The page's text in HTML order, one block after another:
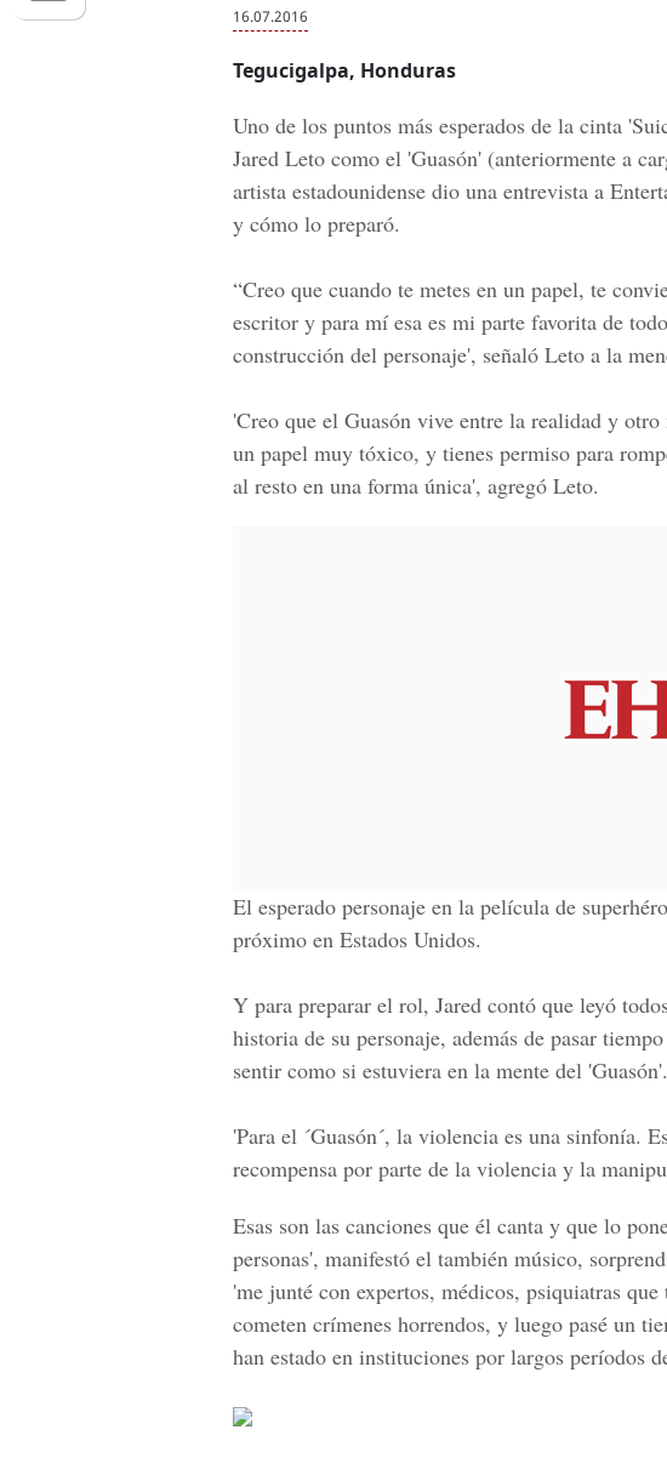
16.07.2016
Tegucigalpa, Honduras
Uno de los puntos más esperados de la cinta '
Jared Leto como el 'Guasón' (anteriormente a
artista estadounidense dio una entrevista a
y cómo lo preparó.
“Creo que cuando te metes en un papel, te
escritor y para mí esa es mi parte favorita de
construcción del personaje', señaló Leto a la
'Creo que el Guasón vive entre la realidad y otro
un papel muy tóxico, y tienes permiso para
al resto en una forma única', agregó Leto.
El esperado personaje en la película de
próximo en Estados Unidos.
Y para preparar el rol, Jared contó que leyó
historia de su personaje, además de pasar
sentir como si estuviera en la mente del 'Guasón'.
'Para el ´Guasón´, la violencia es una sinfonía.
recompensa por parte de la violencia y la
Esas son las canciones que él canta y que lo
personas', manifestó el también músico,
'me junté con expertos, médicos, psiquiatras
cometen crímenes horrendos, y luego pasé un
han estado en instituciones por largos períodos